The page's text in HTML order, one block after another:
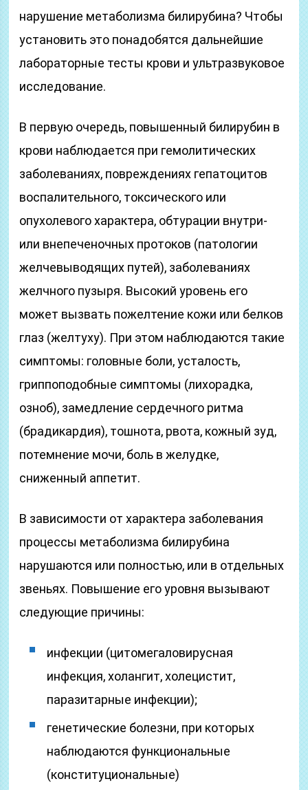
нарушение метаболизма билирубина? Чтобы
установить это понадобятся дальнейшие
лабораторные тесты крови и ультразвуковое
исследование.
В первую очередь, повышенный билирубин в
крови наблюдается при гемолитических
заболеваниях, повреждениях гепатоцитов
воспалительного, токсического или
опухолевого характера, обтурации внутри-
или внепеченочных протоков (патологии
желчевыводящих путей), заболеваниях
желчного пузыря. Высокий уровень его
может вызвать пожелтение кожи или белков
глаз (желтуху). При этом наблюдаются такие
симптомы: головные боли, усталость,
гриппоподобные симптомы (лихорадка,
озноб), замедление сердечного ритма
(брадикардия), тошнота, рвота, кожный зуд,
потемнение мочи, боль в желудке,
сниженный аппетит.
В зависимости от характера заболевания
процессы метаболизма билирубина
нарушаются или полностью, или в отдельных
звеньях. Повышение его уровня вызывают
следующие причины:
инфекции (цитомегаловирусная
инфекция, холангит, холецистит,
паразитарные инфекции);
генетические болезни, при которых
наблюдаются функциональные
(конституциональные)